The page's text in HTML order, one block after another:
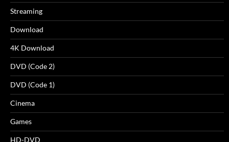
Streaming
Download
4K Download
DVD (Code 2)
DVD (Code 1)
Cinema
Games
HD-DVD